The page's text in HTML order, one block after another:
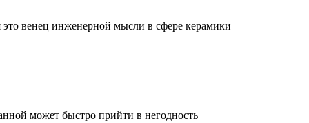
венец инженерной мысли в сфере керамики
может быстро прийти в негодность